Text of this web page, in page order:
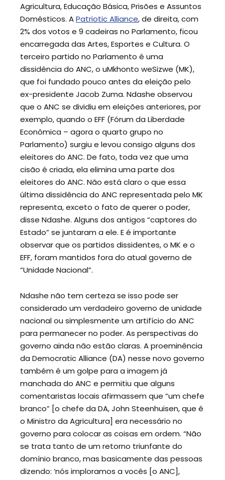
Agricultura, Educação Básica, Prisões e Assuntos
Domésticos. APatriotic Alliance, de direita, com
2% dos votos e 9 cadeiras no Parlamento, ficou
encarregada das Artes, Esportes e Cultura. O
terceiro partido no Parlamento é uma
dissidência do ANC, o uMkhonto weSizwe (MK),
que foi fundado pouco antes da eleição pelo
ex-presidente Jacob Zuma. Ndashe observou
que o ANC se dividiu em eleições anteriores, por
exemplo, quando o EFF (Fórum da Liberdade
Econômica – agora o quarto grupo no
Parlamento) surgiu e levou consigo alguns dos
eleitores do ANC. De fato, toda vez que uma
cisão é criada, ela elimina uma parte dos
eleitores do ANC. Não está claro o que essa
última dissidência do ANC representada pelo MK
representa, exceto o fato de querer o poder,
disse Ndashe. Alguns dos antigos “captores do
Estado” se juntaram a ele. E é importante
observar que os partidos dissidentes, o MK e o
EFF, foram mantidos fora do atual governo de
“Unidade Nacional”.
Ndashe não tem certeza se isso pode ser
considerado um verdadeiro governo de unidade
nacional ou simplesmente um artifício do ANC
para permanecer no poder. As perspectivas do
governo ainda não estão claras. A proeminência
da Democratic Alliance (DA) nesse novo governo
também é um golpe para a imagem já
manchada do ANC e permitiu que alguns
comentaristas locais afirmassem que “um chefe
branco” [o chefe da DA, John Steenhuisen, que é
o Ministro da Agricultura] era necessário no
governo para colocar as coisas em ordem. “Não
se trata tanto de um retorno triunfante do
domínio branco, mas basicamente das pessoas
dizendo: ‘nós imploramos a vocês [o ANC],